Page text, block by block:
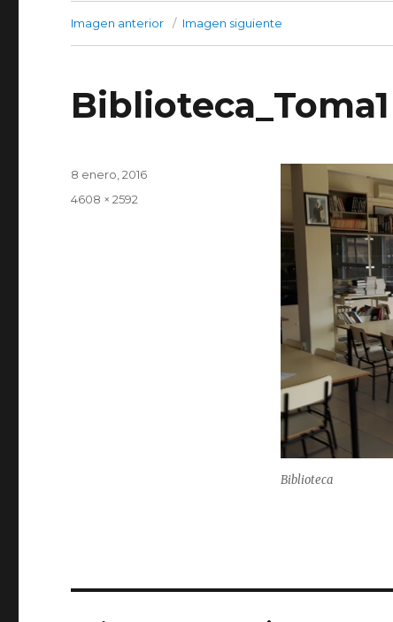
Imagen anterior Imagen siguiente
Biblioteca_Toma1
Biblioteca
Publicado
el
8 enero, 2016
Tamaño
4608 × 2592